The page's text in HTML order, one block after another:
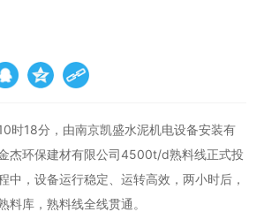
18分，由南京凯盛水泥机电设备安装有
杰环保建材有限公司4500t/d熟料线正式投
中，设备运行稳定、运转高效，两小时后，
料库，熟料线全线贯通。